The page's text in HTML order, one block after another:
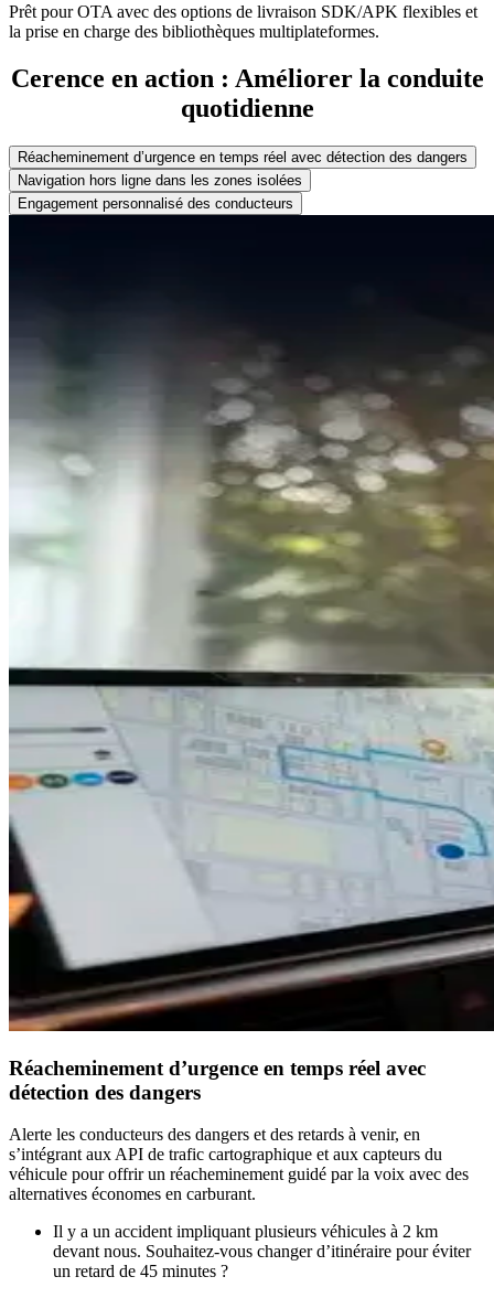
Prêt pour OTA avec des options de livraison SDK/APK flexibles et
la prise en charge des bibliothèques multiplateformes.
Cerence en action : Améliorer la conduite
quotidienne
Réacheminement d’urgence en temps réel avec détection des dangers
Navigation hors ligne dans les zones isolées
Engagement personnalisé des conducteurs
Réacheminement d’urgence en temps réel avec
détection des dangers
Alerte les conducteurs des dangers et des retards à venir, en
s’intégrant aux API de trafic cartographique et aux capteurs du
véhicule pour offrir un réacheminement guidé par la voix avec des
alternatives économes en carburant.
Il y a un accident impliquant plusieurs véhicules à 2 km
devant nous. Souhaitez-vous changer d’itinéraire pour éviter
un retard de 45 minutes ?